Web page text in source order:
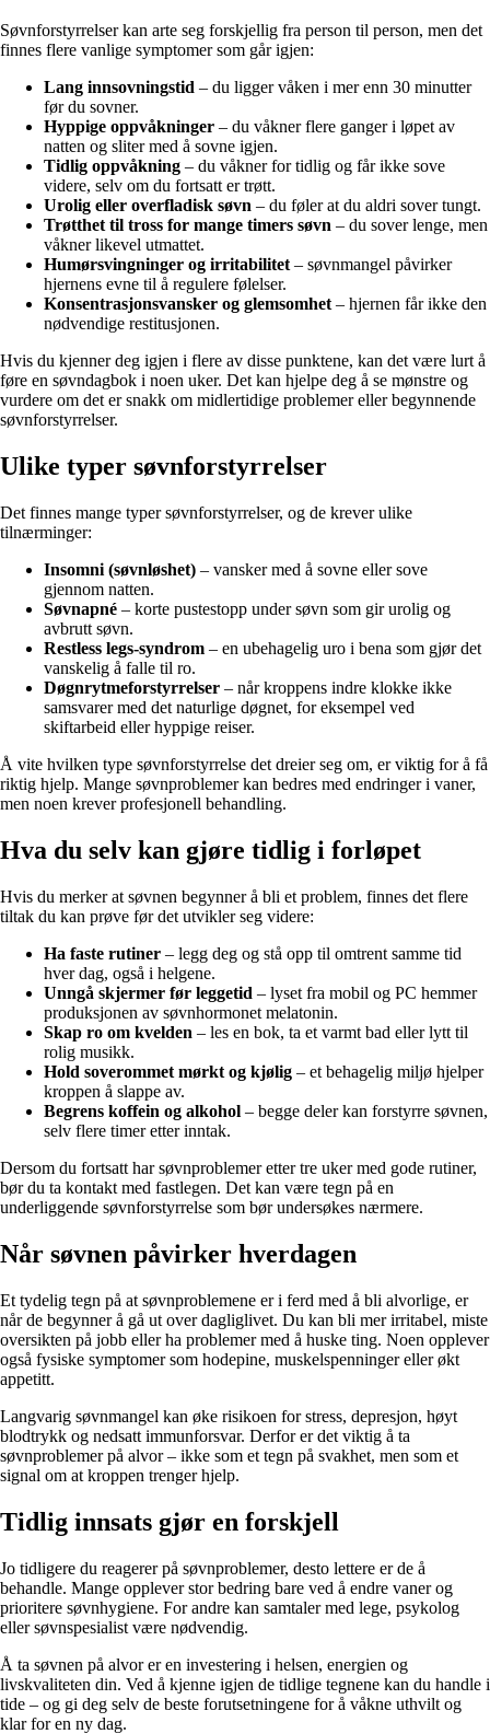
Søvnforstyrrelser kan arte seg forskjellig fra person til person, men det
finnes flere vanlige symptomer som går igjen:
Lang innsovningstid – du ligger våken i mer enn 30 minutter
før du sovner.
Hyppige oppvåkninger – du våkner flere ganger i løpet av
natten og sliter med å sovne igjen.
Tidlig oppvåkning – du våkner for tidlig og får ikke sove
videre, selv om du fortsatt er trøtt.
Urolig eller overfladisk søvn – du føler at du aldri sover tungt.
Trøtthet til tross for mange timers søvn – du sover lenge, men
våkner likevel utmattet.
Humørsvingninger og irritabilitet– søvnmangel påvirker
hjernens evne til å regulere følelser.
Konsentrasjonsvansker og glemsomhet– hjernen får ikke den
nødvendige restitusjonen.
Hvis du kjenner deg igjen i flere av disse punktene, kan det være lurt å
føre en søvndagbok i noen uker. Det kan hjelpe deg å se mønstre og
vurdere om det er snakk om midlertidige problemer eller begynnende
søvnforstyrrelser.
Ulike typer søvnforstyrrelser
Det finnes mange typer søvnforstyrrelser, og de krever ulike
tilnærminger:
Insomni (søvnløshet) – vansker med å sovne eller sove
gjennom natten.
Søvnapné – korte pustestopp under søvn som gir urolig og
avbrutt søvn.
Restless legs-syndrom – en ubehagelig uro i bena som gjør det
vanskelig å falle til ro.
Døgnrytmeforstyrrelser – når kroppens indre klokke ikke
samsvarer med det naturlige døgnet, for eksempel ved
skiftarbeid eller hyppige reiser.
Å vite hvilken type søvnforstyrrelse det dreier seg om, er viktig for å få
riktig hjelp. Mange søvnproblemer kan bedres med endringer i vaner,
men noen krever profesjonell behandling.
Hva du selv kan gjøre tidlig i forløpet
Hvis du merker at søvnen begynner å bli et problem, finnes det flere
tiltak du kan prøve før det utvikler seg videre:
Ha faste rutiner – legg deg og stå opp til omtrent samme tid
hver dag, også i helgene.
Unngå skjermer før leggetid – lyset fra mobil og PC hemmer
produksjonen av søvnhormonet melatonin.
Skap ro om kvelden – les en bok, ta et varmt bad eller lytt til
rolig musikk.
Hold soverommet mørkt og kjølig – et behagelig miljø hjelper
kroppen å slappe av.
Begrens koffein og alkohol – begge deler kan forstyrre søvnen,
selv flere timer etter inntak.
Dersom du fortsatt har søvnproblemer etter tre uker med gode rutiner,
bør du ta kontakt med fastlegen. Det kan være tegn på en
underliggende søvnforstyrrelse som bør undersøkes nærmere.
Når søvnen påvirker hverdagen
Et tydelig tegn på at søvnproblemene er i ferd med å bli alvorlige, er
når de begynner å gå ut over dagliglivet. Du kan bli mer irritabel, miste
oversikten på jobb eller ha problemer med å huske ting. Noen opplever
også fysiske symptomer som hodepine, muskelspenninger eller økt
appetitt.
Langvarig søvnmangel kan øke risikoen for stress, depresjon, høyt
blodtrykk og nedsatt immunforsvar. Derfor er det viktig å ta
søvnproblemer på alvor – ikke som et tegn på svakhet, men som et
signal om at kroppen trenger hjelp.
Tidlig innsats gjør en forskjell
Jo tidligere du reagerer på søvnproblemer, desto lettere er de å
behandle. Mange opplever stor bedring bare ved å endre vaner og
prioritere søvnhygiene. For andre kan samtaler med lege, psykolog
eller søvnspesialist være nødvendig.
Å ta søvnen på alvor er en investering i helsen, energien og
livskvaliteten din. Ved å kjenne igjen de tidlige tegnene kan du handle i
tide – og gi deg selv de beste forutsetningene for å våkne uthvilt og
klar for en ny dag.